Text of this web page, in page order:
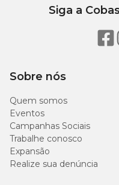
Sobre nós
Quem somos
Eventos
Campanhas Sociais
Trabalhe conosco
Expansão
Realize sua denúncia
Siga a